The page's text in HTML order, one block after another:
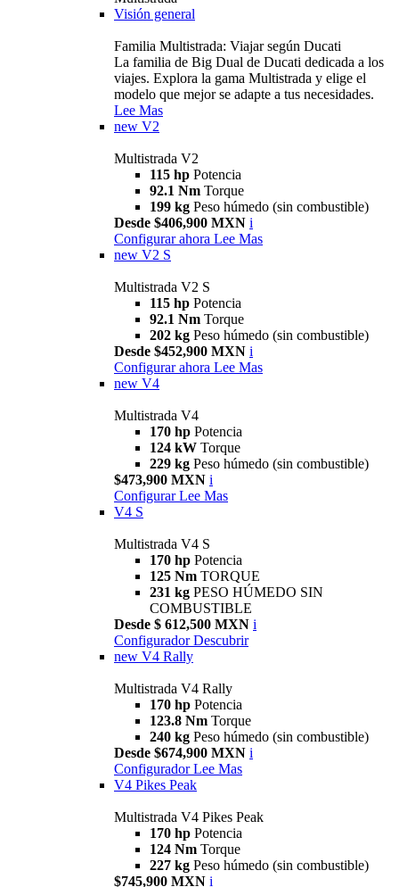
Visión general
Familia Multistrada: Viajar según Ducati
La familia de Big Dual de Ducati dedicada a los
viajes. Explora la gama Multistrada y elige el
modelo que mejor se adapte a tus necesidades.
Lee Mas
new V2
Multistrada V2
115 hp Potencia
92.1 Nm Torque
199 kg Peso húmedo (sin combustible)
Desde $406,900 MXN i
Configurar ahora Lee Mas
new V2 S
Multistrada V2 S
115 hp Potencia
92.1 Nm Torque
202 kg Peso húmedo (sin combustible)
Desde $452,900 MXN i
Configurar ahora Lee Mas
new V4
Multistrada V4
170 hp Potencia
124 kW Torque
229 kg Peso húmedo (sin combustible)
$473,900 MXN i
Configurar Lee Mas
V4 S
Multistrada V4 S
170 hp Potencia
125 Nm TORQUE
231 kg PESO HÚMEDO SIN
COMBUSTIBLE
Desde $ 612,500 MXN i
Configurador Descubrir
new V4 Rally
Multistrada V4 Rally
170 hp Potencia
123.8 Nm Torque
240 kg Peso húmedo (sin combustible)
Desde $674,900 MXN i
Configurador Lee Mas
V4 Pikes Peak
Multistrada V4 Pikes Peak
170 hp Potencia
124 Nm Torque
227 kg Peso húmedo (sin combustible)
$745,900 MXN i